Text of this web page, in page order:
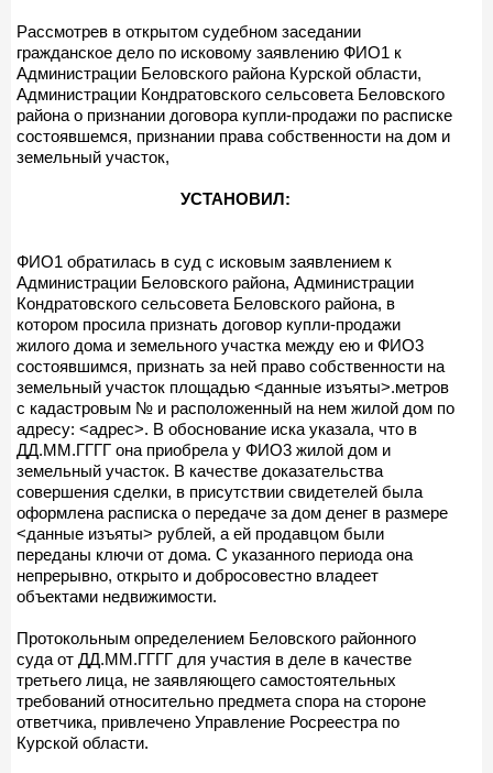
Рассмотрев в открытом судебном заседании
гражданское дело по исковому заявлению ФИО1 к
Администрации Беловского района Курской области,
Администрации Кондратовского сельсовета Беловского
района о признании договора купли-продажи по расписке
состоявшемся, признании права собственности на дом и
земельный участок,
УСТАНОВИЛ:
ФИО1 обратилась в суд с исковым заявлением к
Администрации Беловского района, Администрации
Кондратовского сельсовета Беловского района, в
котором просила признать договор купли-продажи
жилого дома и земельного участка между ею и ФИО3
состоявшимся, признать за ней право собственности на
земельный участок площадью <данные изъяты>.метров
с кадастровым № и расположенный на нем жилой дом по
адресу: <адрес>. В обоснование иска указала, что в
ДД.ММ.ГГГГ она приобрела у ФИО3 жилой дом и
земельный участок. В качестве доказательства
совершения сделки, в присутствии свидетелей была
оформлена расписка о передаче за дом денег в размере
<данные изъяты> рублей, а ей продавцом были
переданы ключи от дома. С указанного периода она
непрерывно, открыто и добросовестно владеет
объектами недвижимости.
Протокольным определением Беловского районного
суда от ДД.ММ.ГГГГ для участия в деле в качестве
третьего лица, не заявляющего самостоятельных
требований относительно предмета спора на стороне
ответчика, привлечено Управление Росреестра по
Курской области.